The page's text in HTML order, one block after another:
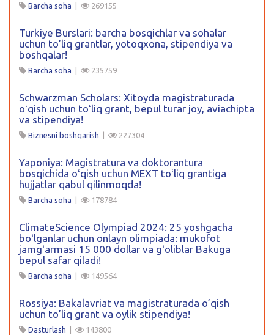
Barcha soha | 269155
Turkiye Burslari: barcha bosqichlar va sohalar
uchun to’liq grantlar, yotoqxona, stipendiya va
boshqalar!
Barcha soha | 235759
Schwarzman Scholars: Xitoyda magistraturada
oʻqish uchun toʻliq grant, bepul turar joy, aviachipta
va stipendiya!
Biznesni boshqarish | 227304
Yaponiya: Magistratura va doktorantura
bosqichida oʻqish uchun MEXT toʻliq grantiga
hujjatlar qabul qilinmoqda!
Barcha soha | 178784
ClimateScience Olympiad 2024: 25 yoshgacha
boʻlganlar uchun onlayn olimpiada: mukofot
jamgʻarmasi 15 000 dollar va gʻoliblar Bakuga
bepul safar qiladi!
Barcha soha | 149564
Rossiya: Bakalavriat va magistraturada o’qish
uchun to’liq grant va oylik stipendiya!
Dasturlash | 143800